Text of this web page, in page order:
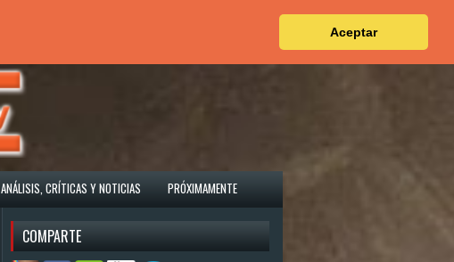
Aceptar
ANÁLISIS, CRÍTICAS Y NOTICIAS PRÓXIMAMENTE
COMPARTE